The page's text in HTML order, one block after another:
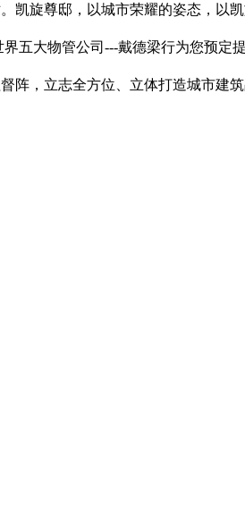
旋尊邸，以城市荣耀的姿态，以
大物管公司---戴德梁行为您预定
，立志全方位、立体打造城市建